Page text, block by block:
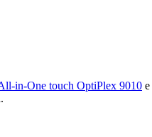
in-One touch OptiPlex 9010 e